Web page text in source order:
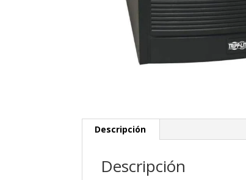
Descripción
Descripción